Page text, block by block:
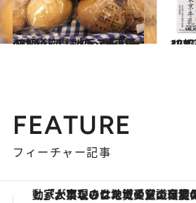
2017.1.21
47都道府県 地元スーパーのおいしいもの～関東篇～
グルメ 47都道府
グル
FEATURE
フィーチャー記事
「土佐和ハーブかき氷」がOMO7高知に登場！生姜、山椒、大葉など目にも